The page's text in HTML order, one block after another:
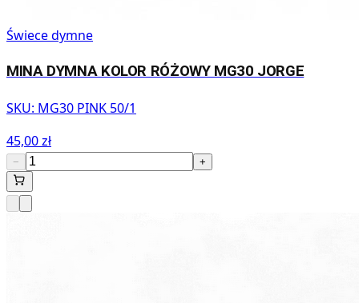
Świece dymne
MINA DYMNA KOLOR RÓŻOWY MG30 JORGE
SKU: MG30 PINK 50/1
45,00 zł
− +